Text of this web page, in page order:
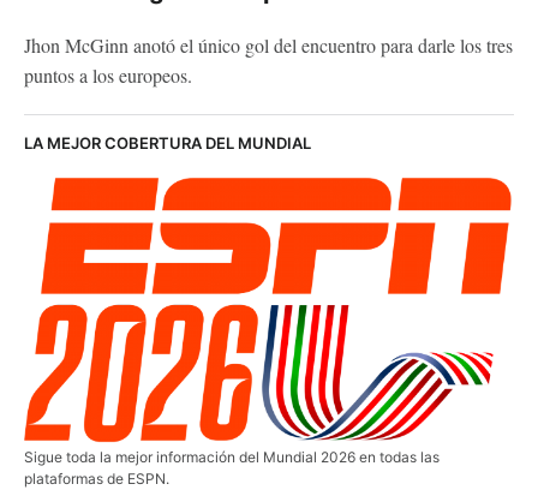
Jhon McGinn anotó el único gol del encuentro para darle los tres
puntos a los europeos.
LA MEJOR COBERTURA DEL MUNDIAL
Sigue toda la mejor información del Mundial 2026 en todas las
plataformas de ESPN.